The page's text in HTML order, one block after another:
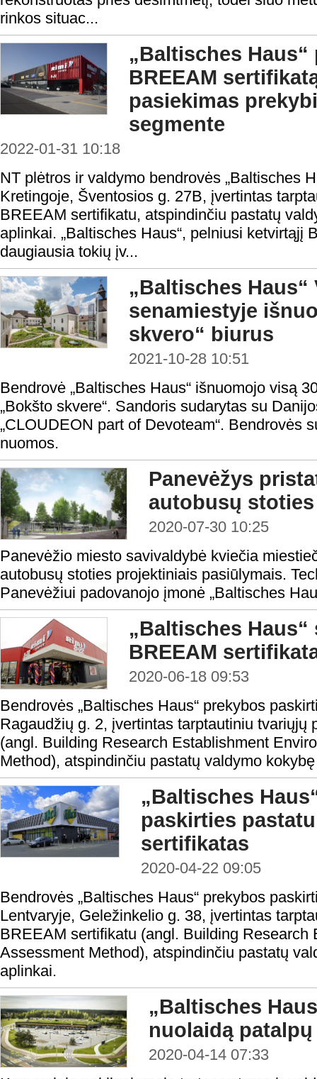
rinkos situac...
„Baltisches
BREEAM
pasiekimas
segmente
2022-01-31 10:18
NT plėtros ir valdymo bendrovės „Baltisches
Kretingoje, Šventosios g. 27B, įvertintas
BREEAM sertifikatu, atspindinčiu pastatų
aplinkai. „Baltisches Haus“, pelniusi ketvirtąjį
daugiausia tokių įv...
„Baltisches Haus“
senamiestyje
skvero“ biurus
2021-10-28 10:51
Bendrovė „Baltisches Haus“ išnuomojo visą
„Bokšto skvere“. Sandoris sudarytas su
„CLOUDEON part of Devoteam“. Bendrovės
nuomos.
Panevėžys
autobusų
2020-07-30 10:25
Panevėžio miesto savivaldybė kviečia
autobusų stoties projektiniais pasiūlymais.
Panevėžiui padovanojo įmonė „Baltisches
„Baltisches
BREEAM
2020-06-18 09:53
Bendrovės „Baltisches Haus“ prekybos
Ragaudžių g. 2, įvertintas tarptautiniu tvariųjų
(angl. Building Research Establishment
Method), atspindinčiu pastatų valdymo
„Baltisches
paskirties
sertifikatas
2020-04-22 09:05
Bendrovės „Baltisches Haus“ prekybos
Lentvaryje, Geležinkelio g. 38, įvertintas
BREEAM sertifikatu (angl. Building Research
Assessment Method), atspindinčiu pastatų
aplinkai.
„Baltisches
nuolaidą
2020-04-14 07:33